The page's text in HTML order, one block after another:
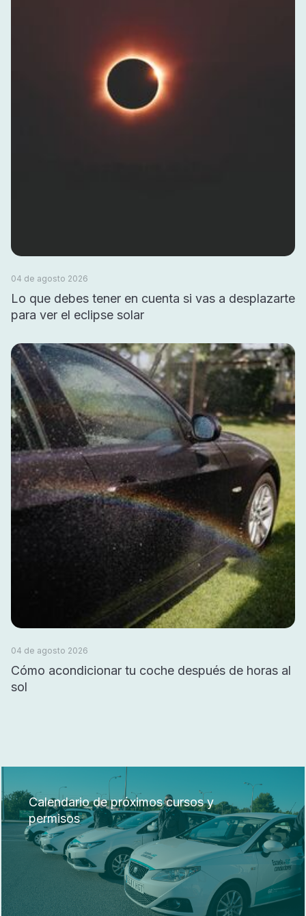
04 de agosto 2026
Lo que debes tener en cuenta si vas a desplazarte
para ver el eclipse solar
04 de agosto 2026
Cómo acondicionar tu coche después de horas al
sol
Calendario de próximos cursos y
permisos